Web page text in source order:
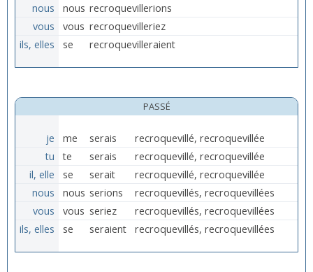
nous
nous recroquevillerions
vous
vous recroquevilleriez
ils, elles
se recroquevilleraient
PASSÉ
je me serais
recroquevillé, recroquevillée
tu
te serais
recroquevillé, recroquevillée
il, elle
se serait
recroquevillé, recroquevillée
nous
nous serions
recroquevillés, recroquevillées
vous
vous seriez
recroquevillés, recroquevillées
ils, elles
se seraient recroquevillés, recroquevillées